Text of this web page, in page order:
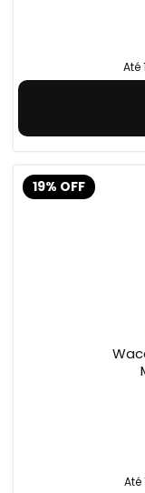
Até
19% OFF
Até